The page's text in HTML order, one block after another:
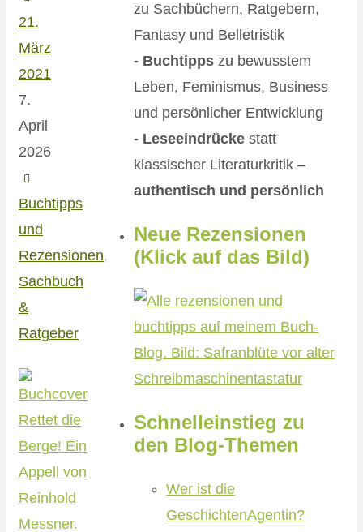
21.
März
2021
7.
April
2026
Buchtipps
und
Rezensionen,
Sachbuch
&
Ratgeber
zu Sachbüchern, Ratgebern,
Fantasy und Belletristik
- Buchtipps zu bewusstem
Leben, Feminismus, Business
und persönlicher Entwicklung
- Leseeindrücke statt
klassischer Literaturkritik –
authentisch und persönlich
Neue Rezensionen
(Klick auf das Bild)
Schnelleinstieg zu
den Blog-Themen
Wer ist die
GeschichtenAgentin?